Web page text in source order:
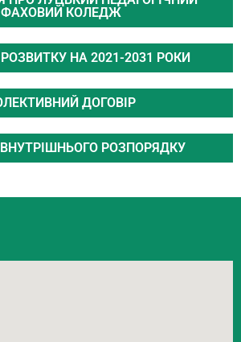
ФАХОВИЙ КОЛЕДЖ
РОЗВИТКУ НА 2021-2031 РОКИ
ДОГОВІР
РОЗПОРЯДКУ